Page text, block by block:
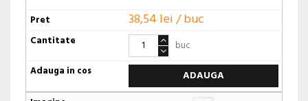
38,54 lei / buc
buc
ADAUGA